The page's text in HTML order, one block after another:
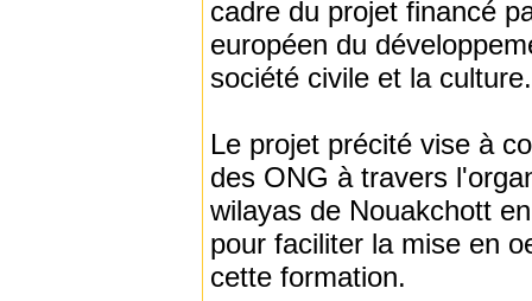
cadre du projet financé
européen du
société civile et la culture.
Le projet précité vise à
des ONG à travers
wilayas de Nouakchott
pour faciliter la mise en
cette formation.